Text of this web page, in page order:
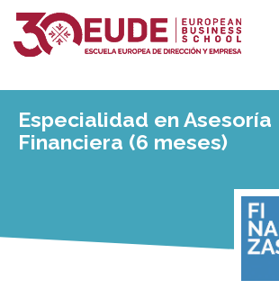
Especialidad en Asesoría
Financiera (6 meses)